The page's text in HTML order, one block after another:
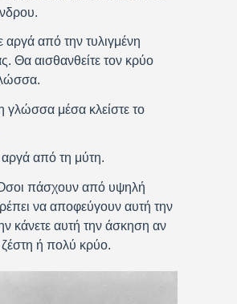
αργά από την τυλιγμένη
Θα αισθανθείτε τον κρύο
γλώσσα μέσα κλείστε το
από τη μύτη.
πάσχουν από υψηλή
να αποφεύγουν αυτή την
κάνετε αυτή την άσκηση αν
ζέστη ή πολύ κρύο.